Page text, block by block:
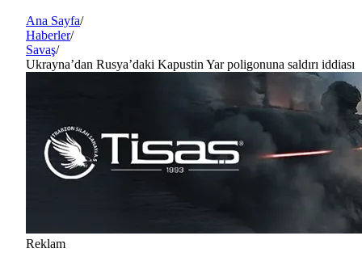
Ana Sayfa/
Haberler/
Savaş/
Ukrayna’dan Rusya’daki Kapustin Yar poligonuna saldırı iddiası
Reklam